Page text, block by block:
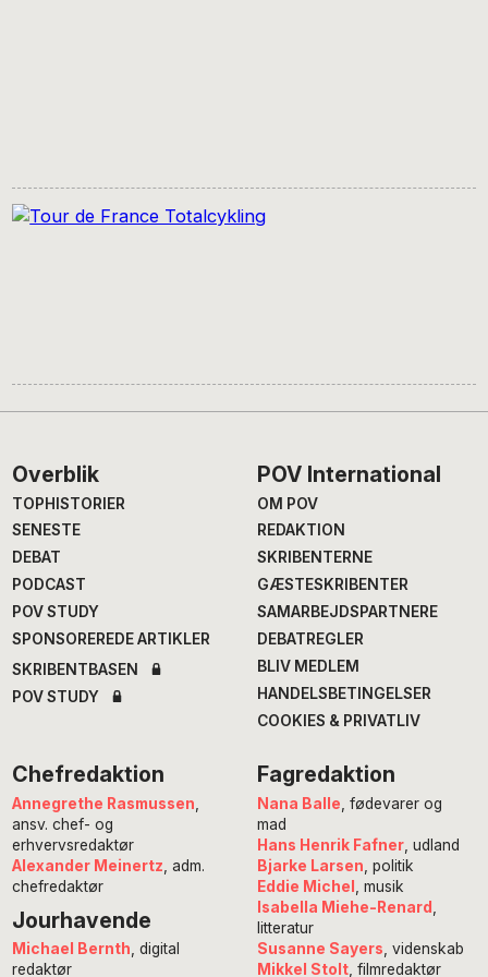
Footer
Overblik
TOPHISTORIER
SENESTE
DEBAT
PODCAST
POV STUDY
SPONSOREREDE ARTIKLER
SKRIBENTBASEN
POV STUDY
POV International
OM POV
REDAKTION
SKRIBENTERNE
GÆSTESKRIBENTER
SAMARBEJDSPARTNERE
DEBATREGLER
BLIV MEDLEM
HANDELSBETINGELSER
COOKIES & PRIVATLIV
Chefredaktion
Annegrethe Rasmussen
ansv. chef- og
erhvervsredaktør
Alexander Meinertz , adm.
chefredaktør
Jourhavende
Michael Bernth, digital
redaktør
Fagredaktion
Nana Balle , fødevarer og
mad
Hans Henrik Fafner, udland
Bjarke Larsen , politik
Eddie Michel
, musik
Isabella Miehe-Renard
litteratur
Susanne Sayers , videnskab
Mikkel Stolt, filmredaktør